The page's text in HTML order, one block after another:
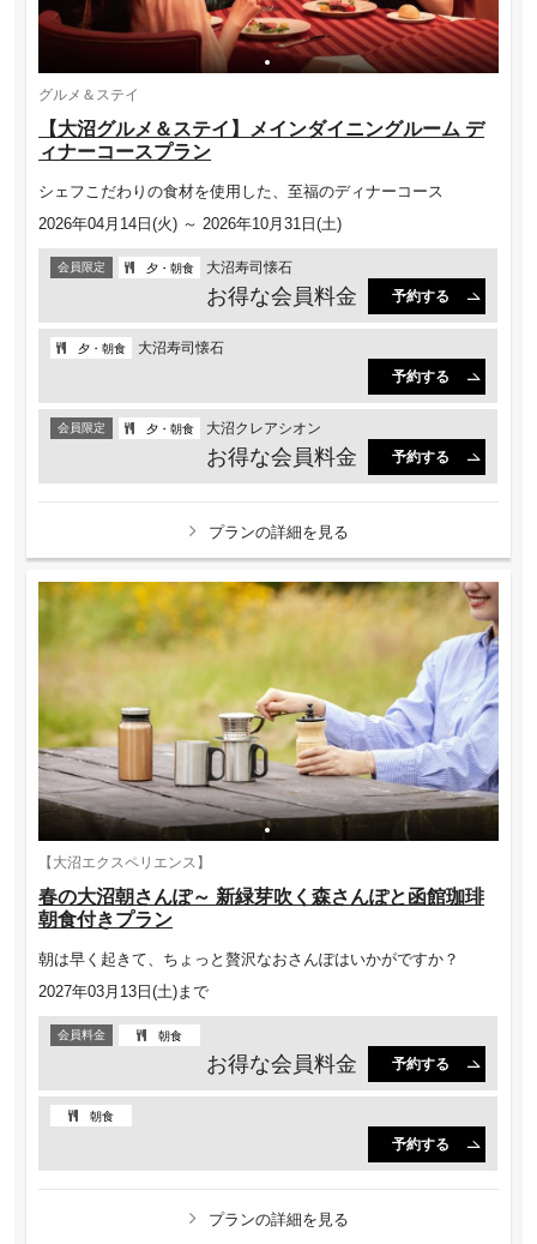
グルメ＆ステイ
【大沼グルメ＆ステイ】メインダイニングルーム デ
ィナーコースプラン
シェフこだわりの食材を使用した、至福のディナーコース
2026年04月14日(火) ～ 2026年10月31日(土)
会員限定 夕・朝食 大沼寿司懐石
お得な会員料金 予約する
夕・朝食
大沼寿司懐石
予約する
会員限定 夕・朝食 大沼クレアシオン
お得な会員料金 予約する
プランの詳細を見る
【大沼エクスペリエンス】
春の大沼朝さんぽ～ 新緑芽吹く森さんぽと函館珈琲
朝食付きプラン
朝は早く起きて、ちょっと贅沢なおさんぽはいかがですか？
2027年03月13日(土)まで
会員料金 朝食
お得な会員料金 予約する
朝食
予約する
プランの詳細を見る